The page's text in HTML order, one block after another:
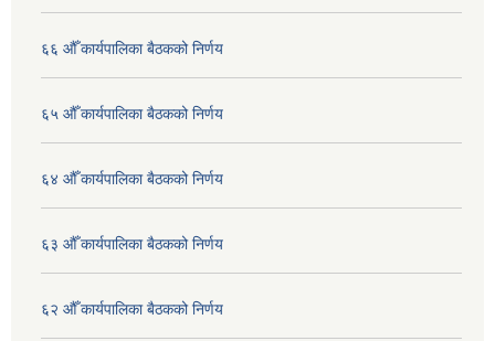
६६ औँ कार्यपालिका बैठकको निर्णय
६५ औँ कार्यपालिका बैठकको निर्णय
६४ औँ कार्यपालिका बैठकको निर्णय
६३ औँ कार्यपालिका बैठकको निर्णय
६२ औँ कार्यपालिका बैठकको निर्णय